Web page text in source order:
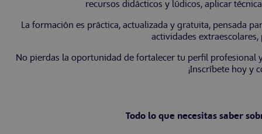
recursos didácticos y lúdicos, aplicar
La formación es práctica, actualizada y gratuita, pensada
actividades
No pierdas la oportunidad de fortalecer tu perfil profesional
¡Inscríbete hoy y
Todo lo que necesitas saber